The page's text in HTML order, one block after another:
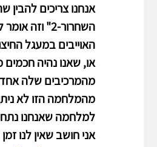
אנחנו צריכים
השחרור-2"
האוייבים במעגל
או, שאנו נהיה
מהמרכיבים שלה
למלחמה שאנחנו
אני חושב שאין לנו